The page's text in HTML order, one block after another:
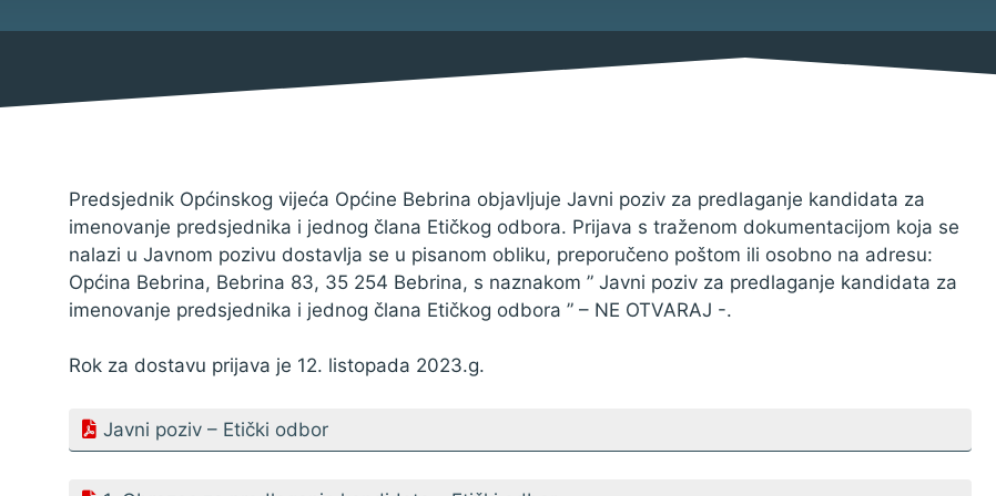
Savjet mladih Općine Bebrina
Imovina
Sponzorstva i donacije
Službene obavijesti
Natječaji
Pravo na pristup informacijama
Predsjednik Općinskog vijeća Općine Bebrina objavljuje Javni poziv za predlaganje kandidata za
imenovanje predsjednika i jednog člana Etičkog odbora. Prijava s traženom dokumentacijom koja se
nalazi u Javnom pozivu dostavlja se u pisanom obliku, preporučeno poštom ili osobno na adresu:
Općina Bebrina, Bebrina 83, 35 254 Bebrina, s naznakom ” Javni poziv za predlaganje kandidata za
imenovanje predsjednika i jednog člana Etičkog odbora ” – NE OTVARAJ -.
Rok za dostavu prijava je 12. listopada 2023.g.
Javni poziv – Etički odbor